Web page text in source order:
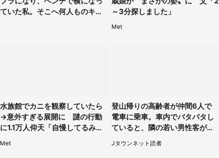
ていた私。そこへ何人ものキャ
～3分探しました」
Met
水族館でカニを観察していたら
→意外すぎる展開に 謎の行動
に1.1万人仰天「自慢してるみた
Met
登山帰りの高齢者が仲間6人で
電車に乗車。車内でバタバタし
ていると、隣の若い男性客が
（神奈川県・70代女性）
Jタウンネット読者